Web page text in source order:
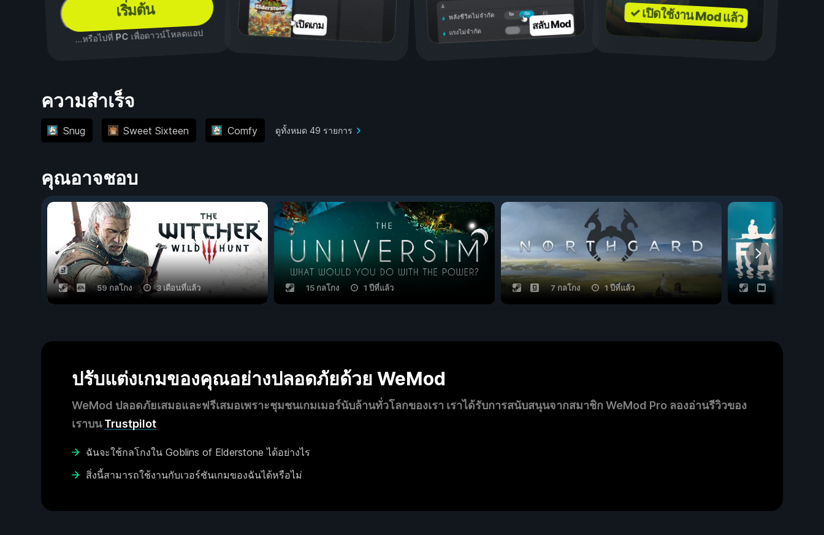
เริ่มต้น
...หรือไปที่ PCเพื่อดาวน์โหลดแอป
เปิดเกม
เปิด
ปิด
พลังชีวิตไม่จำกัด
แรงไม่จำกัด สลับ Mod ✓ เปิดใช้งาน Mod แล้ว
ความสำเร็จ
Snug Sweet Sixteen Comfy ดูทั้งหมด 49 รายการ
คุณอาจชอบ
59 กลโกง 3 เดือนที่แล้ว 15 กลโกง 1 ปีที่แล้ว 7 กลโกง 1 ปีที่แล้ว
ปรับแต่งเกมของคุณอย่างปลอดภัยด้วย WeMod
WeMod ปลอดภัยเสมอและฟรีเสมอเพราะชุมชนเกมเมอร์นับล้านทั่วโลกของเรา เราได้รับการสนับสนุนจากสมาชิก WeMod Pro ลองอ่านรีวิวของ
เราบนTrustpilot
ฉันจะใช้กลโกงใน Goblins of Elderstone ได้อย่างไร
สิ่งนี้สามารถใช้งานกับเวอร์ชันเกมของฉันได้หรือไม่